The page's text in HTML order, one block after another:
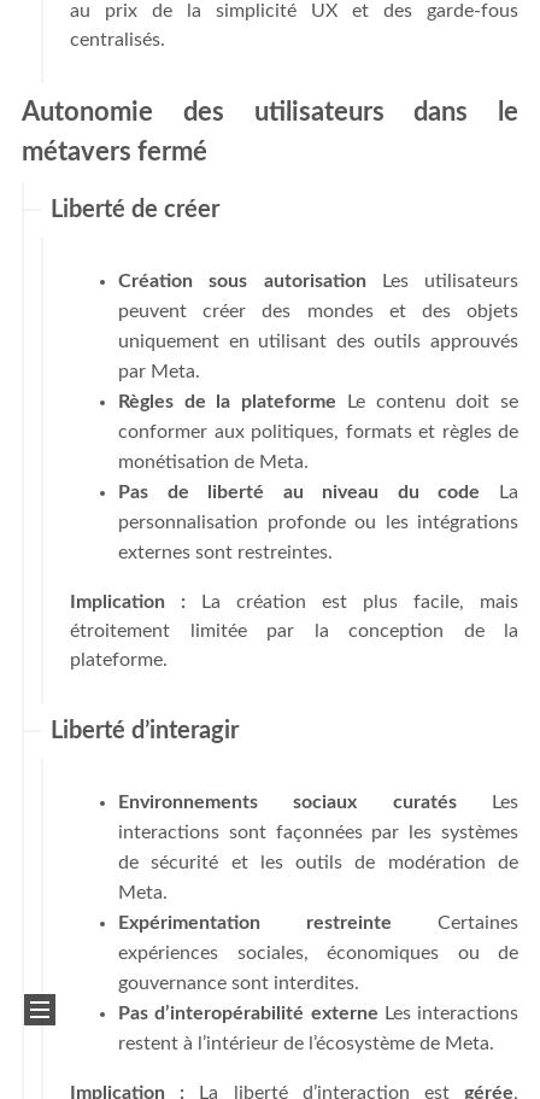
au prix de la simplicité UX et des garde-fous
centralisés.
Autonomie des utilisateurs dans le
métavers fermé
Liberté de créer
Création sous autorisation Les utilisateurs
peuvent créer des mondes et des objets
uniquement en utilisant des outils approuvés
par Meta.
Règles de la plateforme Le contenu doit se
conformer aux politiques, formats et règles de
monétisation de Meta.
Pas de liberté au niveau du code La
personnalisation profonde ou les intégrations
externes sont restreintes.
Implication : La création est plus facile, mais
étroitement limitée par la conception de la
plateforme.
Liberté d’interagir
Environnements sociaux curatésLes
interactions sont façonnées par les systèmes
de sécurité et les outils de modération de
Meta.
Expérimentation restreinte Certaines
expériences sociales, économiques ou de
gouvernance sont interdites.
Pas d’interopérabilité externe Les interactions
restent à l’intérieur de l’écosystème de Meta.
Implication : La liberté d’interaction estgérée,